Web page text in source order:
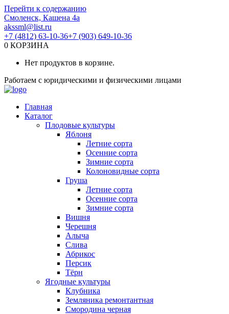
Перейти к содержанию
Смоленск, Кашена 4а
akssml@list.ru
+7 (4812) 63-10-36+7 (903) 649-10-36
0 КОРЗИНА
Нет продуктов в корзине.
Работаем с юридическими и физическими лицами
Главная
Каталог
Плодовые культуры
Яблоня
Летние сорта
Осенние сорта
Зимние сорта
Колоновидные сорта
Груша
Летние сорта
Осенние сорта
Зимние сорта
Вишня
Черешня
Алыча
Слива
Абрикос
Персик
Тёрн
Ягодные культуры
Клубника
Земляника ремонтантная
Смородина черная